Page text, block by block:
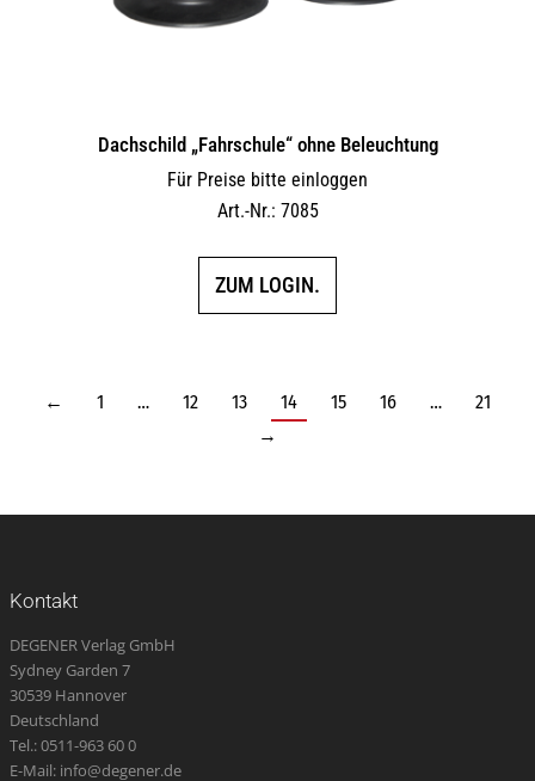
Dachschild „Fahrschule“ ohne Beleuchtung
Für Preise bitte einloggen
Art.-Nr.: 7085
ZUM LOGIN.
← 1 … 12 13 14 15 16 …
21
→
Kontakt
DEGENER Verlag GmbH
Sydney Garden 7
30539 Hannover
Deutschland
Tel.: 0511-963 60 0
E-Mail: info@degener.de